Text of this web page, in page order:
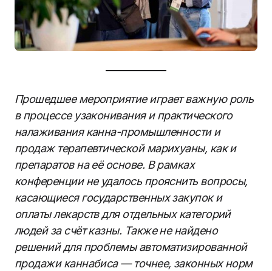
Прошедшее мероприятие играет важную роль
в процессе узаконивания и практического
налаживания канна-промышленности и
продаж терапевтической марихуаны, как и
препаратов на её основе. В рамках
конференции не удалось прояснить вопросы,
касающиеся государственных закупок и
оплаты лекарств для отдельных категорий
людей за счёт казны. Также не найдено
решений для проблемы автоматизированной
продажи каннабиса — точнее, законных норм